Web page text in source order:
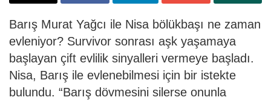
Barış Murat Yağcı ile Nisa bölükbaşı ne zaman
evleniyor? Survivor sonrası aşk yaşamaya
başlayan çift evlilik sinyalleri vermeye başladı.
Nisa, Barış ile evlenebilmesi için bir istekte
bulundu. “Barış dövmesini silerse onunla